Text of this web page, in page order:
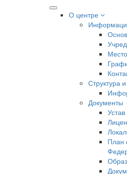
О центре
Структура
Документы
План